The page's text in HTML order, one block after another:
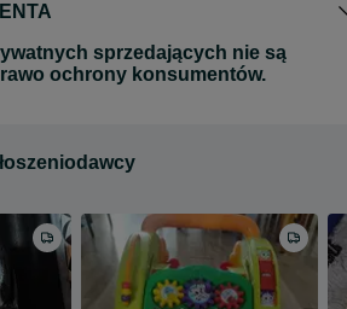
sprzedających nie są
ochrony konsumentów.